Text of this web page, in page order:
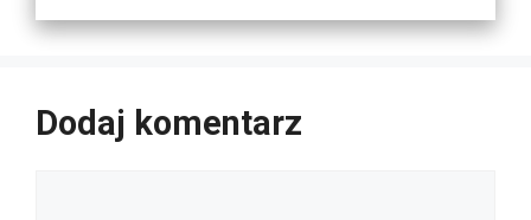
Dodaj komentarz